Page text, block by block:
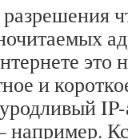
и
например.